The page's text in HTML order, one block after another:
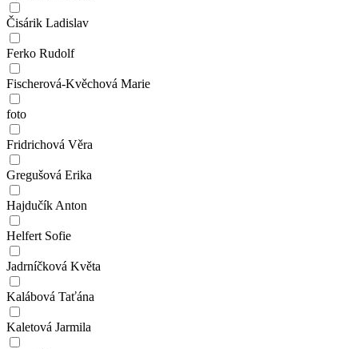
Čisárik Ladislav
Ferko Rudolf
Fischerová-Kvěchová Marie
foto
Fridrichová Věra
Gregušová Erika
Hajdučík Anton
Helfert Sofie
Jadrníčková Květa
Kalábová Taťána
Kaletová Jarmila